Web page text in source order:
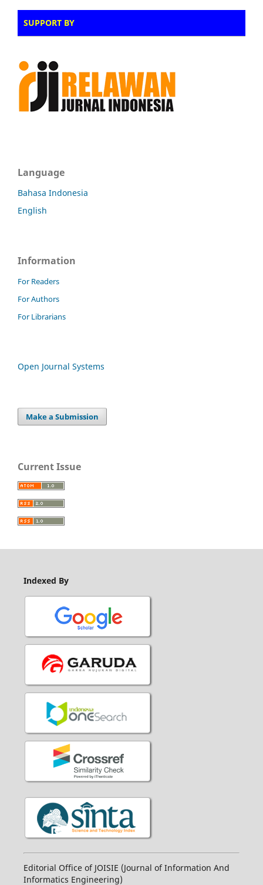
SUPPORT BY
Language
Bahasa Indonesia
English
Information
For Readers
For Authors
For Librarians
Open Journal Systems
Make a Submission
Current Issue
Indexed By
Editorial Office of JOISIE (Journal of Information And
Informatics Engineering)